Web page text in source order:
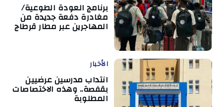
برنامج العودة الطوعية/
مغادرة دفعة جديدة من
المهاجرين عبر مطار قرطاج
الأخبار
انتداب مدرسين عرضيين
بقفصة.. وهذه الاختصاصات
المطلوبة